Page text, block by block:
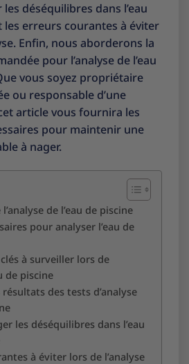
déséquilibres dans l’eau
les erreurs courantes à éviter
Enfin, nous aborderons la
pour l’analyse de l’eau
vous soyez propriétaire
ou responsable d’une
article vous fournira les
pour maintenir une
à nager.
de l’eau de piscine
pour analyser l’eau de
à surveiller lors de
de piscine
des tests d’analyse
les déséquilibres dans l’eau
à éviter lors de l’analyse